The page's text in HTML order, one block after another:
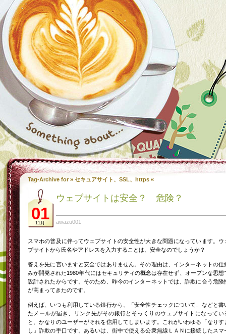
Tag-Archive for » セキュアサイト、SSL、https «
01
11月
ウェブサイトは安全？ 危険？
awazu001
スマホの普及に伴ってウェブサイトの安全性が大きな問題になっています。ウ
ブサイトから氏名やアドレスを入力することは、安全なのでしょうか？
答えを先に言いますと安全ではありません。その理由は、インターネットの仕
みが開発された1980年代にはセキュリティの概念は存在せず、オープンな思想
設計されたからです。そのため、昨今のインターネットでは、詐欺に合う危険
が高まってきたのです。
例えば、いつも利用している銀行から、「安全性チェックについて」などと書
たメールが届き、リンク先がその銀行とそっくりのウェブサイトになってい
と、かなりのユーザーがそれを信用してしまいます。これがいわゆる「なりす
し」詐欺の手口です。あるいは、街中で使える公衆無線ＬＡＮに接続したスマ